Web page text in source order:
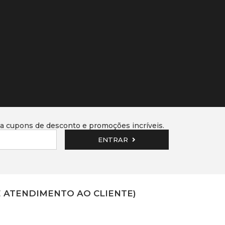
cupons de desconto e promoções incríveis.
ENTRAR
ATENDIMENTO AO CLIENTE)